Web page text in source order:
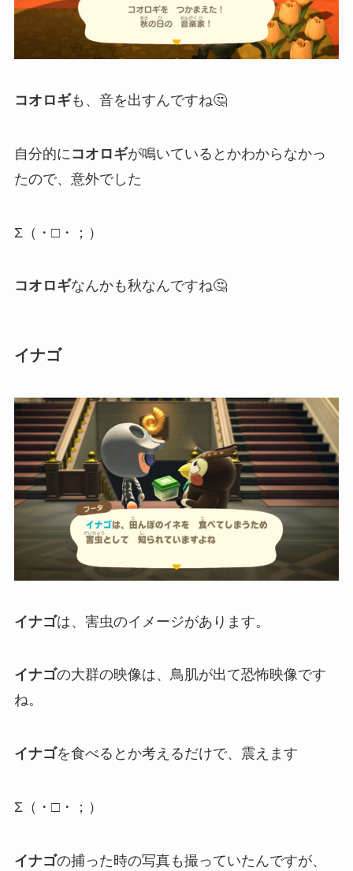
コオロギも、音を出すんですね🤔
自分的に コオロギが鳴いているとかわからなかっ
たので、意外でした
Σ（・□・；）
コオロギなんかも秋なんですね🤔
イナゴ
イナゴは、害虫のイメージがあります。
イナゴの大群の映像は、鳥肌が出て恐怖映像です
ね。
イナゴを食べるとか考えるだけで、震えます
Σ（・□・；）
イナゴの捕った時の写真も撮っていたんですが、